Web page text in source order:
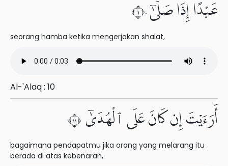
عَبْدًا إِذَا صَلَّىٰٓ ١٠
seorang hamba ketika mengerjakan shalat,
Al-'Alaq : 10
أَرَءَيْتَ إِن كَانَ عَلَى ٱلْهُدَىٰٓ ١١
bagaimana pendapatmu jika orang yang melarang itu
berada di atas kebenaran,